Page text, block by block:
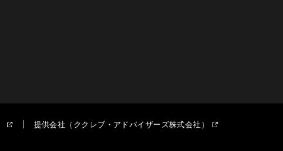
提供会社（ククレブ・アドバイザーズ株式会社）